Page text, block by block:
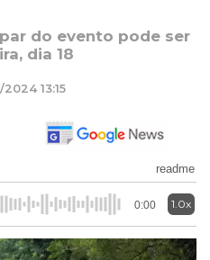
do evento pode ser
dia 18
13:15
readme
0:00 1.0x